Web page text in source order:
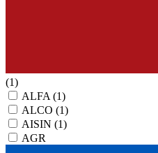
(1)
ALFA (1)
ALCO (1)
AISIN (1)
AGR